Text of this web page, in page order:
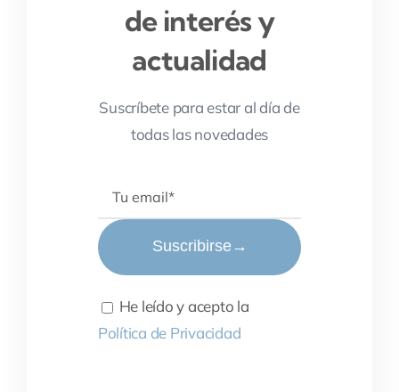
de interés y
actualidad
Suscríbete para estar al día de
todas las novedades
Suscribirse→
He leído y acepto la
Política de Privacidad